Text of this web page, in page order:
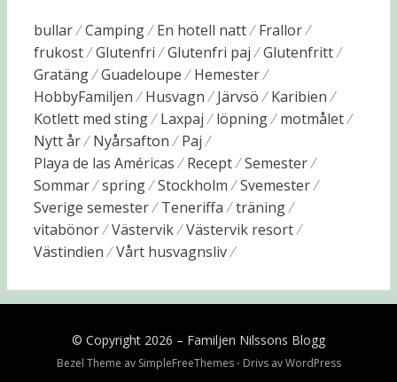
bullar Camping En hotell natt
Frallor
frukost
Glutenfri Glutenfri paj
Glutenfritt
Gratäng
Guadeloupe
Hemester
HobbyFamiljen
Husvagn Järvsö
Karibien
Kotlett med sting
Laxpaj löpning
motmålet
Nytt år
Nyårsafton
Paj
Playa de las Américas
Recept
Semester
Sommar
spring Stockholm
Svemester
Sverige semester
Teneriffa
träning
vitabönor
Västervik
Västervik resort
Västindien
Vårt husvagnsliv
© Copyright 2026 – Familjen Nilssons Blogg
Bezel Theme av SimpleFreeThemes ⋅ Drivs avWordPress